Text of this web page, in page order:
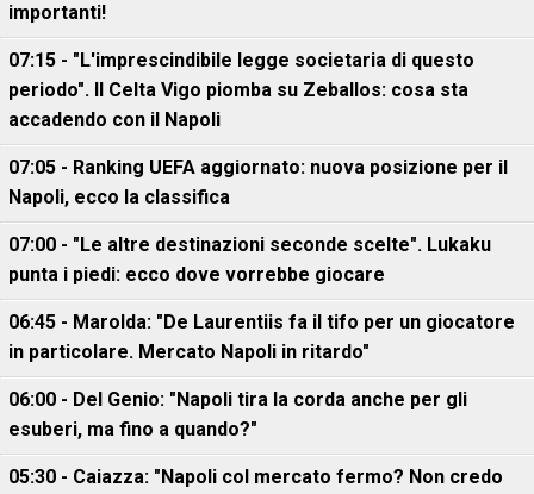
importanti!
07:15 - "L'imprescindibile legge societaria di questo
periodo". Il Celta Vigo piomba su Zeballos: cosa sta
accadendo con il Napoli
07:05 - Ranking UEFA aggiornato: nuova posizione per il
Napoli, ecco la classifica
07:00 - "Le altre destinazioni seconde scelte". Lukaku
punta i piedi: ecco dove vorrebbe giocare
06:45 - Marolda: "De Laurentiis fa il tifo per un giocatore
in particolare. Mercato Napoli in ritardo"
06:00 - Del Genio: "Napoli tira la corda anche per gli
esuberi, ma fino a quando?"
05:30 - Caiazza: "Napoli col mercato fermo? Non credo